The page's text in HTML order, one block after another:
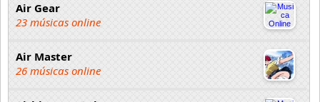
Air Gear
23 músicas online
Air Master
26 músicas online